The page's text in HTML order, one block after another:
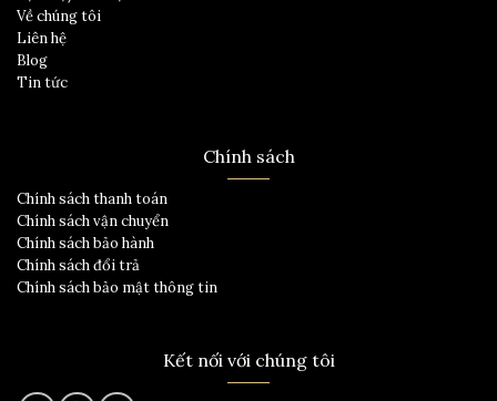
Về chúng tôi
Liên hệ
Blog
Tin tức
Chính sách
Chính sách thanh toán
Chính sách vận chuyển
Chính sách bảo hành
Chính sách đổi trả
Chính sách bảo mật thông tin
Kết nối với chúng tôi